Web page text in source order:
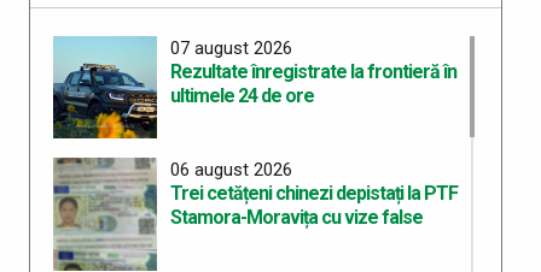
07 august 2026
Rezultate înregistrate la frontieră în
ultimele 24 de ore
06 august 2026
Trei cetățeni chinezi depistați la PTF
Stamora-Moravița cu vize false